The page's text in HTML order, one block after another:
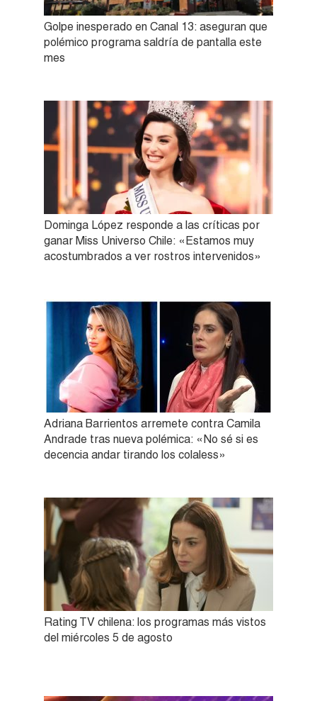
Golpe inesperado en Canal 13: aseguran que
polémico programa saldría de pantalla este
mes
Dominga López responde a las críticas por
ganar Miss Universo Chile: «Estamos muy
acostumbrados a ver rostros intervenidos»
Adriana Barrientos arremete contra Camila
Andrade tras nueva polémica: «No sé si es
decencia andar tirando los colaless»
Rating TV chilena: los programas más vistos
del miércoles 5 de agosto